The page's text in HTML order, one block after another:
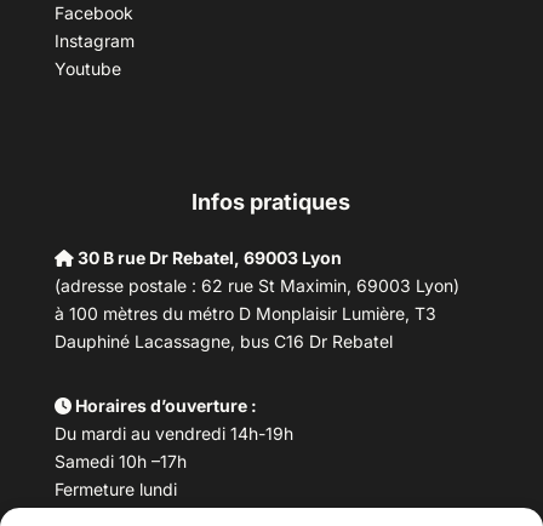
Facebook
Instagram
Youtube
Infos pratiques
30 B rue Dr Rebatel, 69003 Lyon
(adresse postale : 62 rue St Maximin, 69003 Lyon)
à 100 mètres du métro D Monplaisir Lumière, T3
Dauphiné Lacassagne, bus C16 Dr Rebatel
Horaires d’ouverture :
Du mardi au vendredi 14h-19h
Samedi 10h –17h
Fermeture lundi